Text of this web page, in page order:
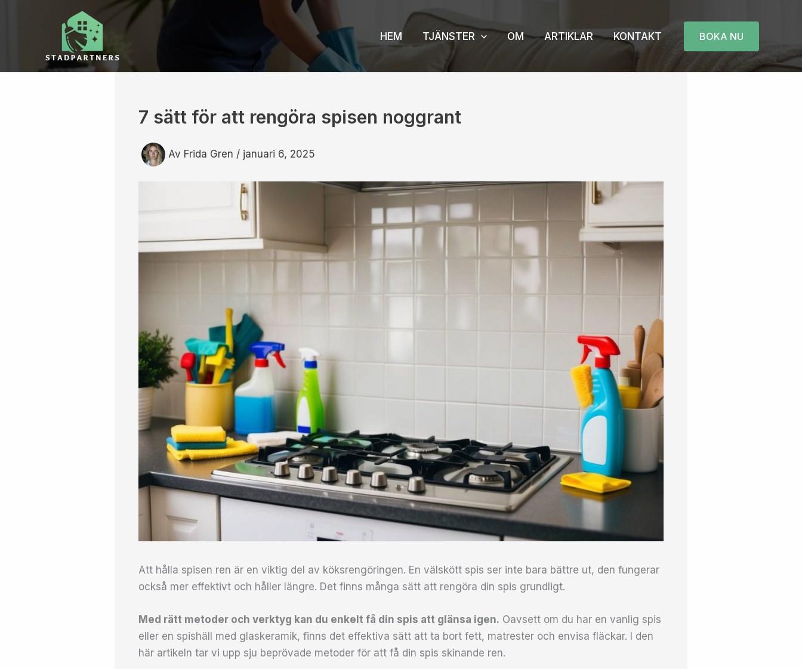
HEM TJÄNSTER OM ARTIKLAR KONTAKT BOKA NU
7 sätt för att rengöra spisen noggrant
Av Frida Gren / januari 6, 2025
Att hålla spisen ren är en viktig del av köksrengöringen. En välskött spis ser inte bara bättre ut, den fungerar
också mer effektivt och håller längre. Det finns många sätt att rengöra din spis grundligt.
Med rätt metoder och verktyg kan du enkelt få din spis att glänsa igen. Oavsett om du har en vanlig spis
eller en spishäll med glaskeramik, finns det effektiva sätt att ta bort fett, matrester och envisa fläckar. I den
här artikeln tar vi upp sju beprövade metoder för att få din spis skinande ren.